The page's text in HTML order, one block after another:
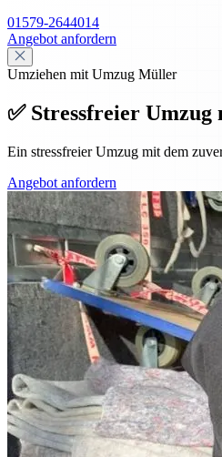
01579-2644014
Angebot anfordern
Umziehen mit Umzug Müller
✅ Stressfreier Umzug
Ein stressfreier Umzug mit dem
Angebot anfordern